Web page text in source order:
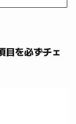
目を必ずチェ